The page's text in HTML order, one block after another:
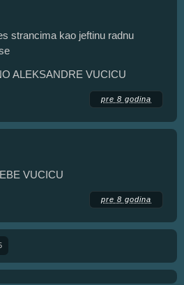
strancima kao jeftinu radnu
ALEKSANDRE VUCICU
pre 8 godina
VUCICU
pre 8 godina